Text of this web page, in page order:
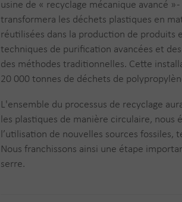
usine de « recyclage mécanique avancé
transformera les déchets plastiques en
réutilisées dans la production de produits
techniques de purification avancées et
des méthodes traditionnelles. Cette
20 000 tonnes de déchets de
L'ensemble du processus de recyclage
les plastiques de manière circulaire, nous
l’utilisation de nouvelles sources
Nous franchissons ainsi une étape
serre.